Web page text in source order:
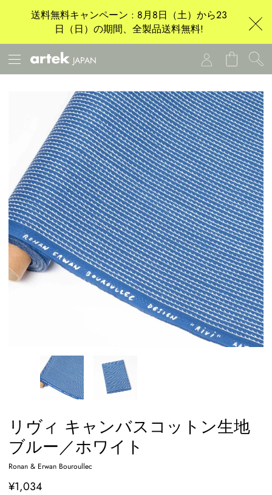
送料無料キャンペーン : 8月8日（土）から23
日（日）の期間、全製品送料無料!
JAPAN
リヴィ キャンバスコットン生地
ブルー／ホワイト
Ronan & Erwan Bouroullec
¥1,034